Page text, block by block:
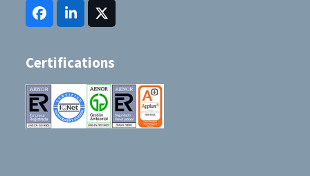
FacebookLinkedInTwitter
(deprecated)
Certifications